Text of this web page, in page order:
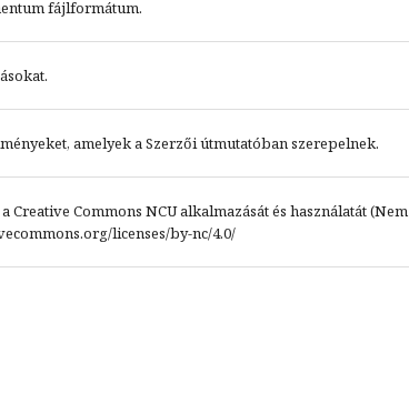
fájlformátum.
amelyek a Szerzői útmutatóban szerepelnek.
Commons NCU alkalmazását és használatát (Nem
licenses/by-nc/4.0/